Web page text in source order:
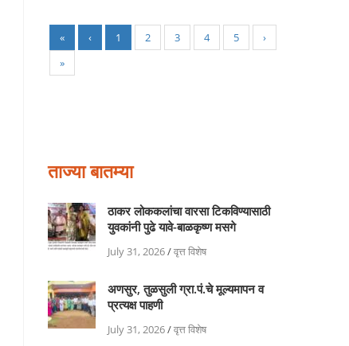
« ‹ 1 2 3 4 5
›
»
ताज्या बातम्या
ठाकर लोककलांचा वारसा टिकविण्यासाठी
युवकांनी पुढे यावे-बाळकृष्ण मसगे
July 31, 2026/वृत्त विशेष
अणसुर, तुळसुली ग्रा.पं.चे मूल्यमापन व
प्रत्यक्ष पाहणी
July 31, 2026/वृत्त विशेष